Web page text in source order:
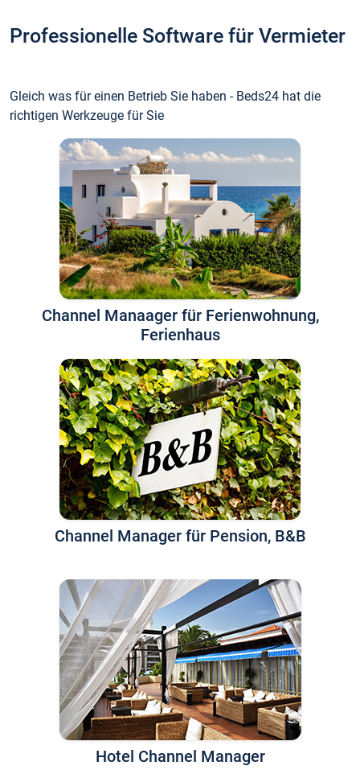
Professionelle Software für Vermieter
Gleich was für einen Betrieb Sie haben - Beds24 hat die
richtigen Werkzeuge für Sie
Channel Manaager für Ferienwohnung,
Ferienhaus
Channel Manager für Pension, B&B
Hotel Channel Manager